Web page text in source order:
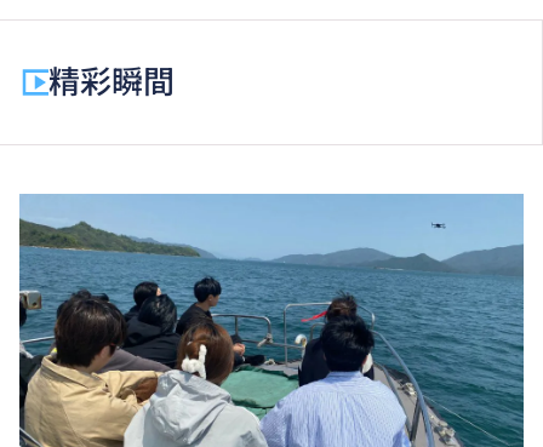
除學費外，學生須繳交其他費用如保證金及學生會年
費。
學費水平會每年檢討。課程第二年學費水平會因應通脹
及有關因素作調整。
以上資料只適用於本地學生。
精彩瞬間